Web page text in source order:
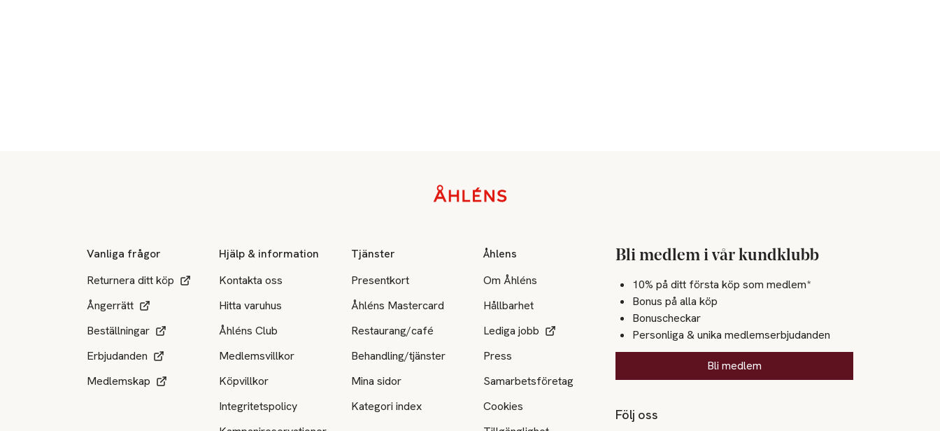
Vanliga frågor
Returnera ditt köp
Ångerrätt
Beställningar
Erbjudanden
Medlemskap
Hjälp & information
Kontakta oss
Hitta varuhus
Åhléns Club
Medlemsvillkor
Köpvillkor
Integritetspolicy
Tjänster
Presentkort
Åhléns Mastercard
Restaurang/café
Behandling/tjänster
Mina sidor
Kategori index
Åhlens
Om Åhléns
Hållbarhet
Lediga jobb
Press
Samarbetsföretag
Cookies
Bli medlem i vår kundklubb
10% på ditt första köp som medlem*
Bonus på alla köp
Bonuscheckar
Personliga & unika medlemserbjudanden
Bli medlem
Följ oss